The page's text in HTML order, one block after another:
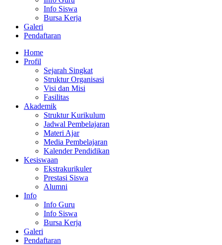
Info Siswa
Bursa Kerja
Galeri
Pendaftaran
Home
Profil
Sejarah Singkat
Struktur Organisasi
Visi dan Misi
Fasilitas
Akademik
Struktur Kurikulum
Jadwal Pembelajaran
Materi Ajar
Media Pembelajaran
Kalender Pendidikan
Kesiswaan
Ekstrakurikuler
Prestasi Siswa
Alumni
Info
Info Guru
Info Siswa
Bursa Kerja
Galeri
Pendaftaran